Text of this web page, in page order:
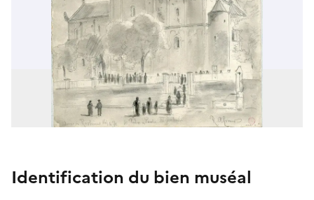
Identification du bien muséal